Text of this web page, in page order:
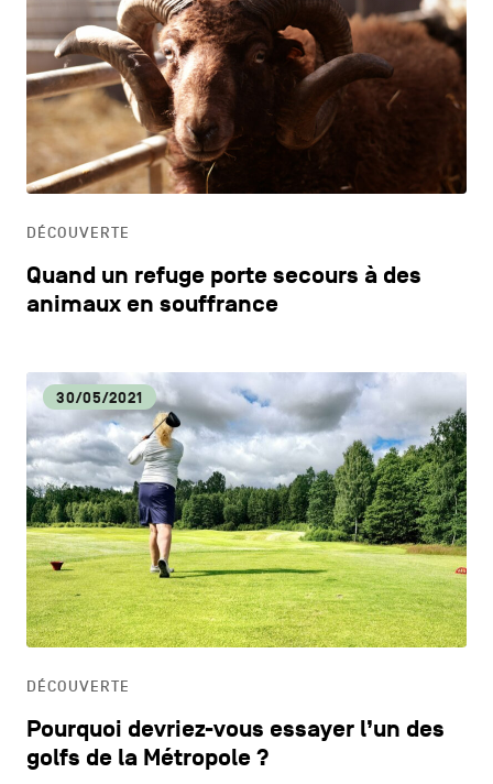
DÉCOUVERTE
Quand un refuge porte secours à des
animaux en souffrance
30/05/2021
DÉCOUVERTE
Pourquoi devriez-vous essayer l’un des
golfs de la Métropole ?